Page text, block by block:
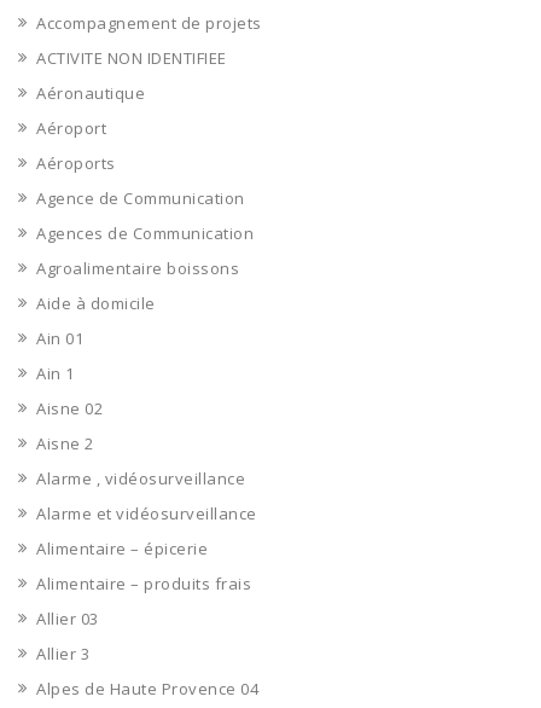
Accompagnement de projets
ACTIVITE NON IDENTIFIEE
Aéronautique
Aéroport
Aéroports
Agence de Communication
Agences de Communication
Agroalimentaire boissons
Aide à domicile
Ain 01
Ain 1
Aisne 02
Aisne 2
Alarme , vidéosurveillance
Alarme et vidéosurveillance
Alimentaire – épicerie
Alimentaire – produits frais
Allier 03
Allier 3
Alpes de Haute Provence 04